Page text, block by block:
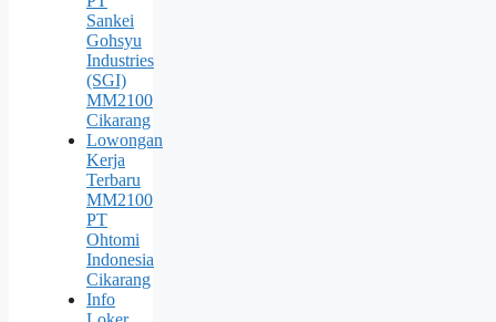
Sankei
Gohsyu
Industries
(SGI)
MM2100
Cikarang
Lowongan
Kerja
Terbaru
MM2100
PT
Ohtomi
Indonesia
Cikarang
Info